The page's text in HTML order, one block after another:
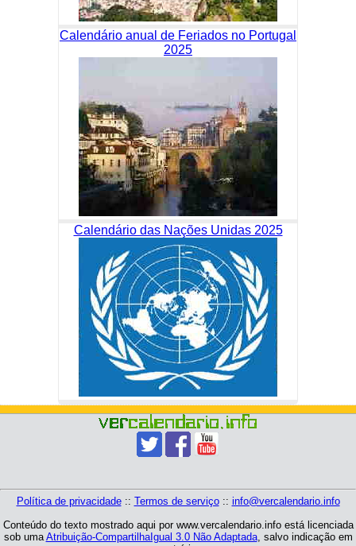
Calendário anual de Feriados no Portugal
2025
Calendário das Nações Unidas 2025
Política de privacidade:: Termos de serviço:: info@vercalendario.info
Conteúdo do texto mostrado aqui por www.vercalendario.info está licenciada
sob umaAtribuição-CompartilhaIgual 3.0 Não Adaptada, salvo indicação em